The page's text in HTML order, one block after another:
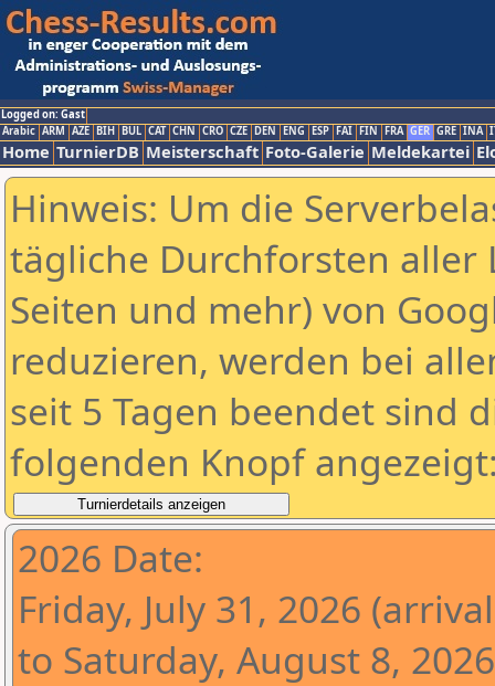
Logged on: Gast
Arabic ARM AZE BIH BUL CAT CHN CRO CZE DEN ENG ESP FAI FIN FRA GER GRE INA
Home TurnierDB Meisterschaft Foto-Galerie Meldekartei
Hinweis: Um die
tägliche Durchforsten aller
Seiten und mehr) von
reduzieren, werden bei
seit 5 Tagen beendet sind
folgenden Knopf
2026 Date:
Friday, July 31, 2026
to Saturday, August 8,